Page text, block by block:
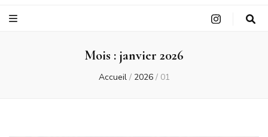
Mois : janvier 2026
Accueil / 2026 / 01